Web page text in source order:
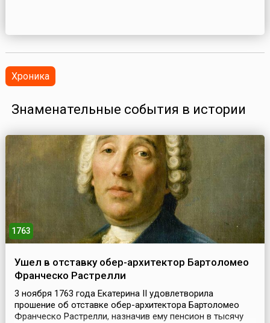
Хроника
Знаменательные события в истории
1763
Ушел в отставку обер-архитектор Бартоломео
Франческо Растрелли
3 ноября 1763 года Екатерина II удовлетворила
прошение об отставке обер-архитектора Бартоломео
Франческо Растрелли, назначив ему пенсион в тысячу